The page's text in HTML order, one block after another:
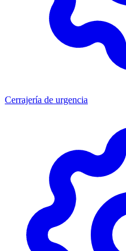
Cerrajería de urgencia